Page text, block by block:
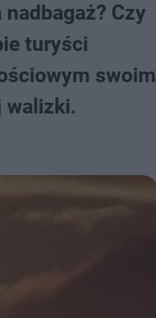
Czy
turyści
swoim
walizki.